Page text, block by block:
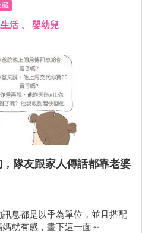
藏
活、 嬰幼兒
隊友跟家人傳話都靠老婆
息都是以季為單位，並且搭配
就有感，畫下這一面～